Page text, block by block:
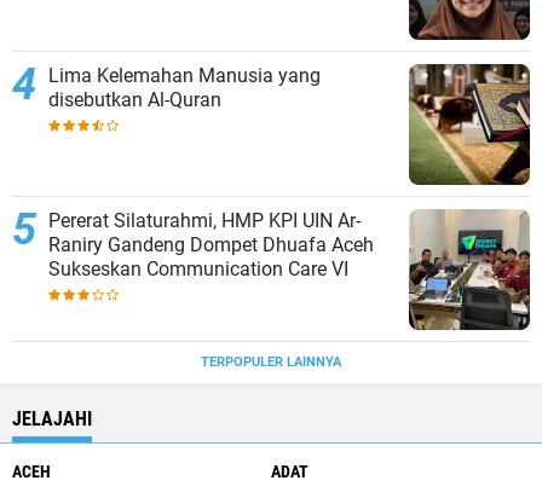
Lima Kelemahan Manusia yang
disebutkan Al-Quran
Pererat Silaturahmi, HMP KPI UIN Ar-
Raniry Gandeng Dompet Dhuafa Aceh
Sukseskan Communication Care VI
TERPOPULER LAINNYA
JELAJAHI
ACEH
ADAT